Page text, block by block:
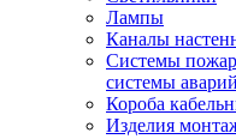
Лампы
Каналы
Системы
системы
Короба
Изделия